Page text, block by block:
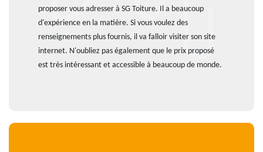
proposer vous adresser à SG Toiture. Il a beaucoup
d'expérience en la matière. Si vous voulez des
renseignements plus fournis, il va falloir visiter son site
internet. N'oubliez pas également que le prix proposé
est très intéressant et accessible à beaucoup de monde.